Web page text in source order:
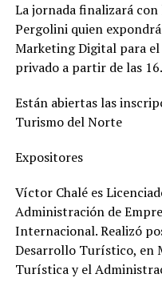
La jornada finalizará
Pergolini quien
Marketing Digital para
privado a partir de las
Están abiertas las
Turismo del Norte
Expositores
Víctor Chalé es
Administración de
Internacional. Realizó
Desarrollo Turístico, en
Turística y el